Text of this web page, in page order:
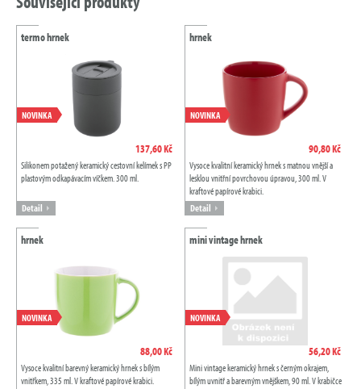
termo hrnek
NOVINKA
137,60 Kč
Silikonem potažený keramický cestovní kelímek s PP
plastovým odkapávacím víčkem. 300 ml.
Detail
hrnek
NOVINKA
90,80 Kč
Vysoce kvalitní keramický hrnek s matnou vnější a
lesklou vnitřní povrchovou úpravou, 300 ml. V
kraftové papírové krabici.
Detail
hrnek
NOVINKA
88,00 Kč
Vysoce kvalitní barevný keramický hrnek s bílým
vnitřkem, 335 ml. V kraftové papírové krabici.
mini vintage hrnek
NOVINKA
56,20 Kč
Mini vintage keramický hrnek s černým okrajem,
bílým uvnitř a barevným vnějškem, 90 ml. V krabičce